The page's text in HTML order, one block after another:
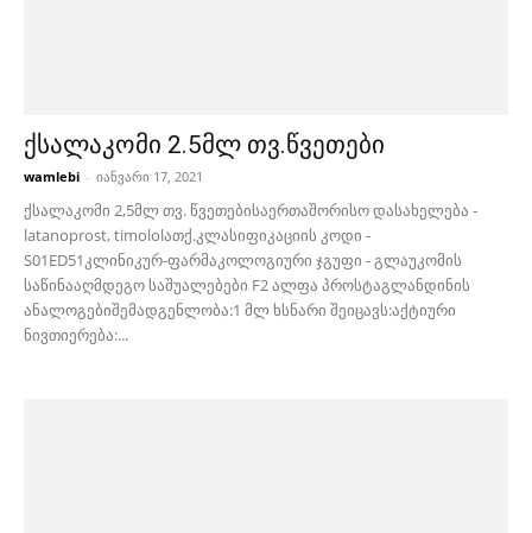
ქსალაკომი 2.5მლ თვ.წვეთები
wamlebi - იანვარი 17, 2021
ქსალაკომი 2,5მლ თვ. წვეთებისაერთაშორისო დასახელება -
latanoprost, timololათქ.კლასიფიკაციის კოდი -
S01ED51კლინიკურ-ფარმაკოლოგიური ჯგუფი - გლაუკომის
საწინააღმდეგო საშუალებები F2 ალფა პროსტაგლანდინის
ანალოგებიშემადგენლობა:1 მლ ხსნარი შეიცავს:აქტიური
ნივთიერება:...